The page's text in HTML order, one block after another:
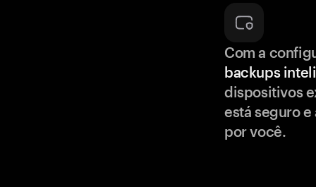
Com a
backups
dispositivos
está seguro
por você.